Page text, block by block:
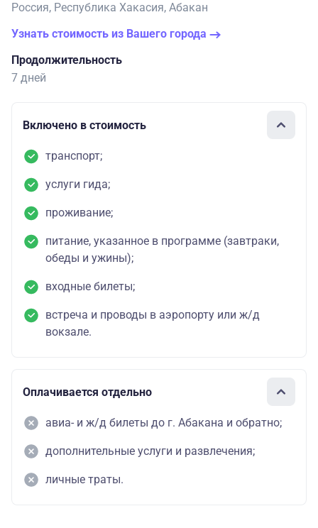
Россия, Республика Хакасия, Абакан
Узнать стоимость из Вашего города
Продолжительность
7 дней
Включено в стоимость
транспорт;
услуги гида;
проживание;
питание, указанное в программе (завтраки,
обеды и ужины);
входные билеты;
встреча и проводы в аэропорту или ж/д
вокзале.
Оплачивается отдельно
авиа- и ж/д билеты до г. Абакана и обратно;
дополнительные услуги и развлечения;
личные траты.